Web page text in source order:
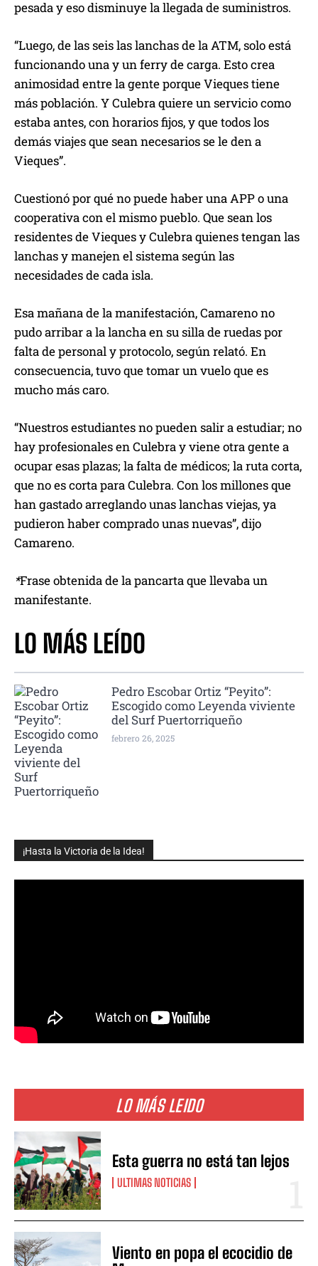
¡Hasta la Victoria de la Idea!
LO MÁS LEIDO
Esta guerra no está tan lejos
ULTIMAS NOTICIAS
Viento en popa el ecocidio de
pesada y eso disminuye la llegada de suministros.
“Luego, de las seis las lanchas de la ATM, solo está
funcionando una y un ferry de carga. Esto crea
animosidad entre la gente porque Vieques tiene
más población. Y Culebra quiere un servicio como
estaba antes, con horarios fijos, y que todos los
demás viajes que sean necesarios se le den a
Vieques”.
Cuestionó por qué no puede haber una APP o una
cooperativa con el mismo pueblo. Que sean los
residentes de Vieques y Culebra quienes tengan las
lanchas y manejen el sistema según las
necesidades de cada isla.
Esa mañana de la manifestación, Camareno no
pudo arribar a la lancha en su silla de ruedas por
falta de personal y protocolo, según relató. En
consecuencia, tuvo que tomar un vuelo que es
mucho más caro.
“Nuestros estudiantes no pueden salir a estudiar; no
hay profesionales en Culebra y viene otra gente a
ocupar esas plazas; la falta de médicos; la ruta corta,
que no es corta para Culebra. Con los millones que
han gastado arreglando unas lanchas viejas, ya
pudieron haber comprado unas nuevas”, dijo
Camareno.
*Frase obtenida de la pancarta que llevaba un
manifestante.
LO MÁS LEÍDO
Pedro Escobar Ortiz “Peyito”:
Escogido como Leyenda viviente
del Surf Puertorriqueño
febrero 26, 2025